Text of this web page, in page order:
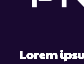
Lorem